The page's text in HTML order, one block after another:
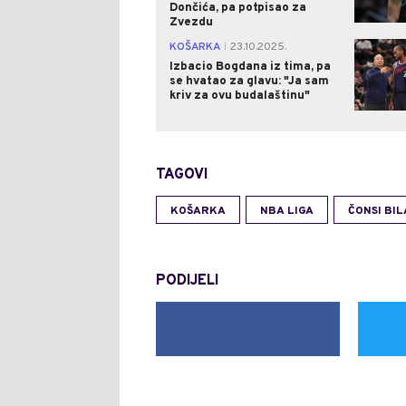
Dončića, pa potpisao za
Zvezdu
KOŠARKA
23.10.2025.
Izbacio Bogdana iz tima, pa
se hvatao za glavu: "Ja sam
kriv za ovu budalaštinu"
TAGOVI
KOŠARKA NBA LIGA ČONSI
PODIJELI